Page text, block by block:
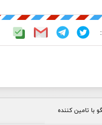
با تامین کننده